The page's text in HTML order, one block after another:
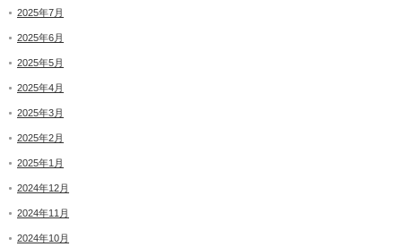
2025年7月
2025年6月
2025年5月
2025年4月
2025年3月
2025年2月
2025年1月
2024年12月
2024年11月
2024年10月